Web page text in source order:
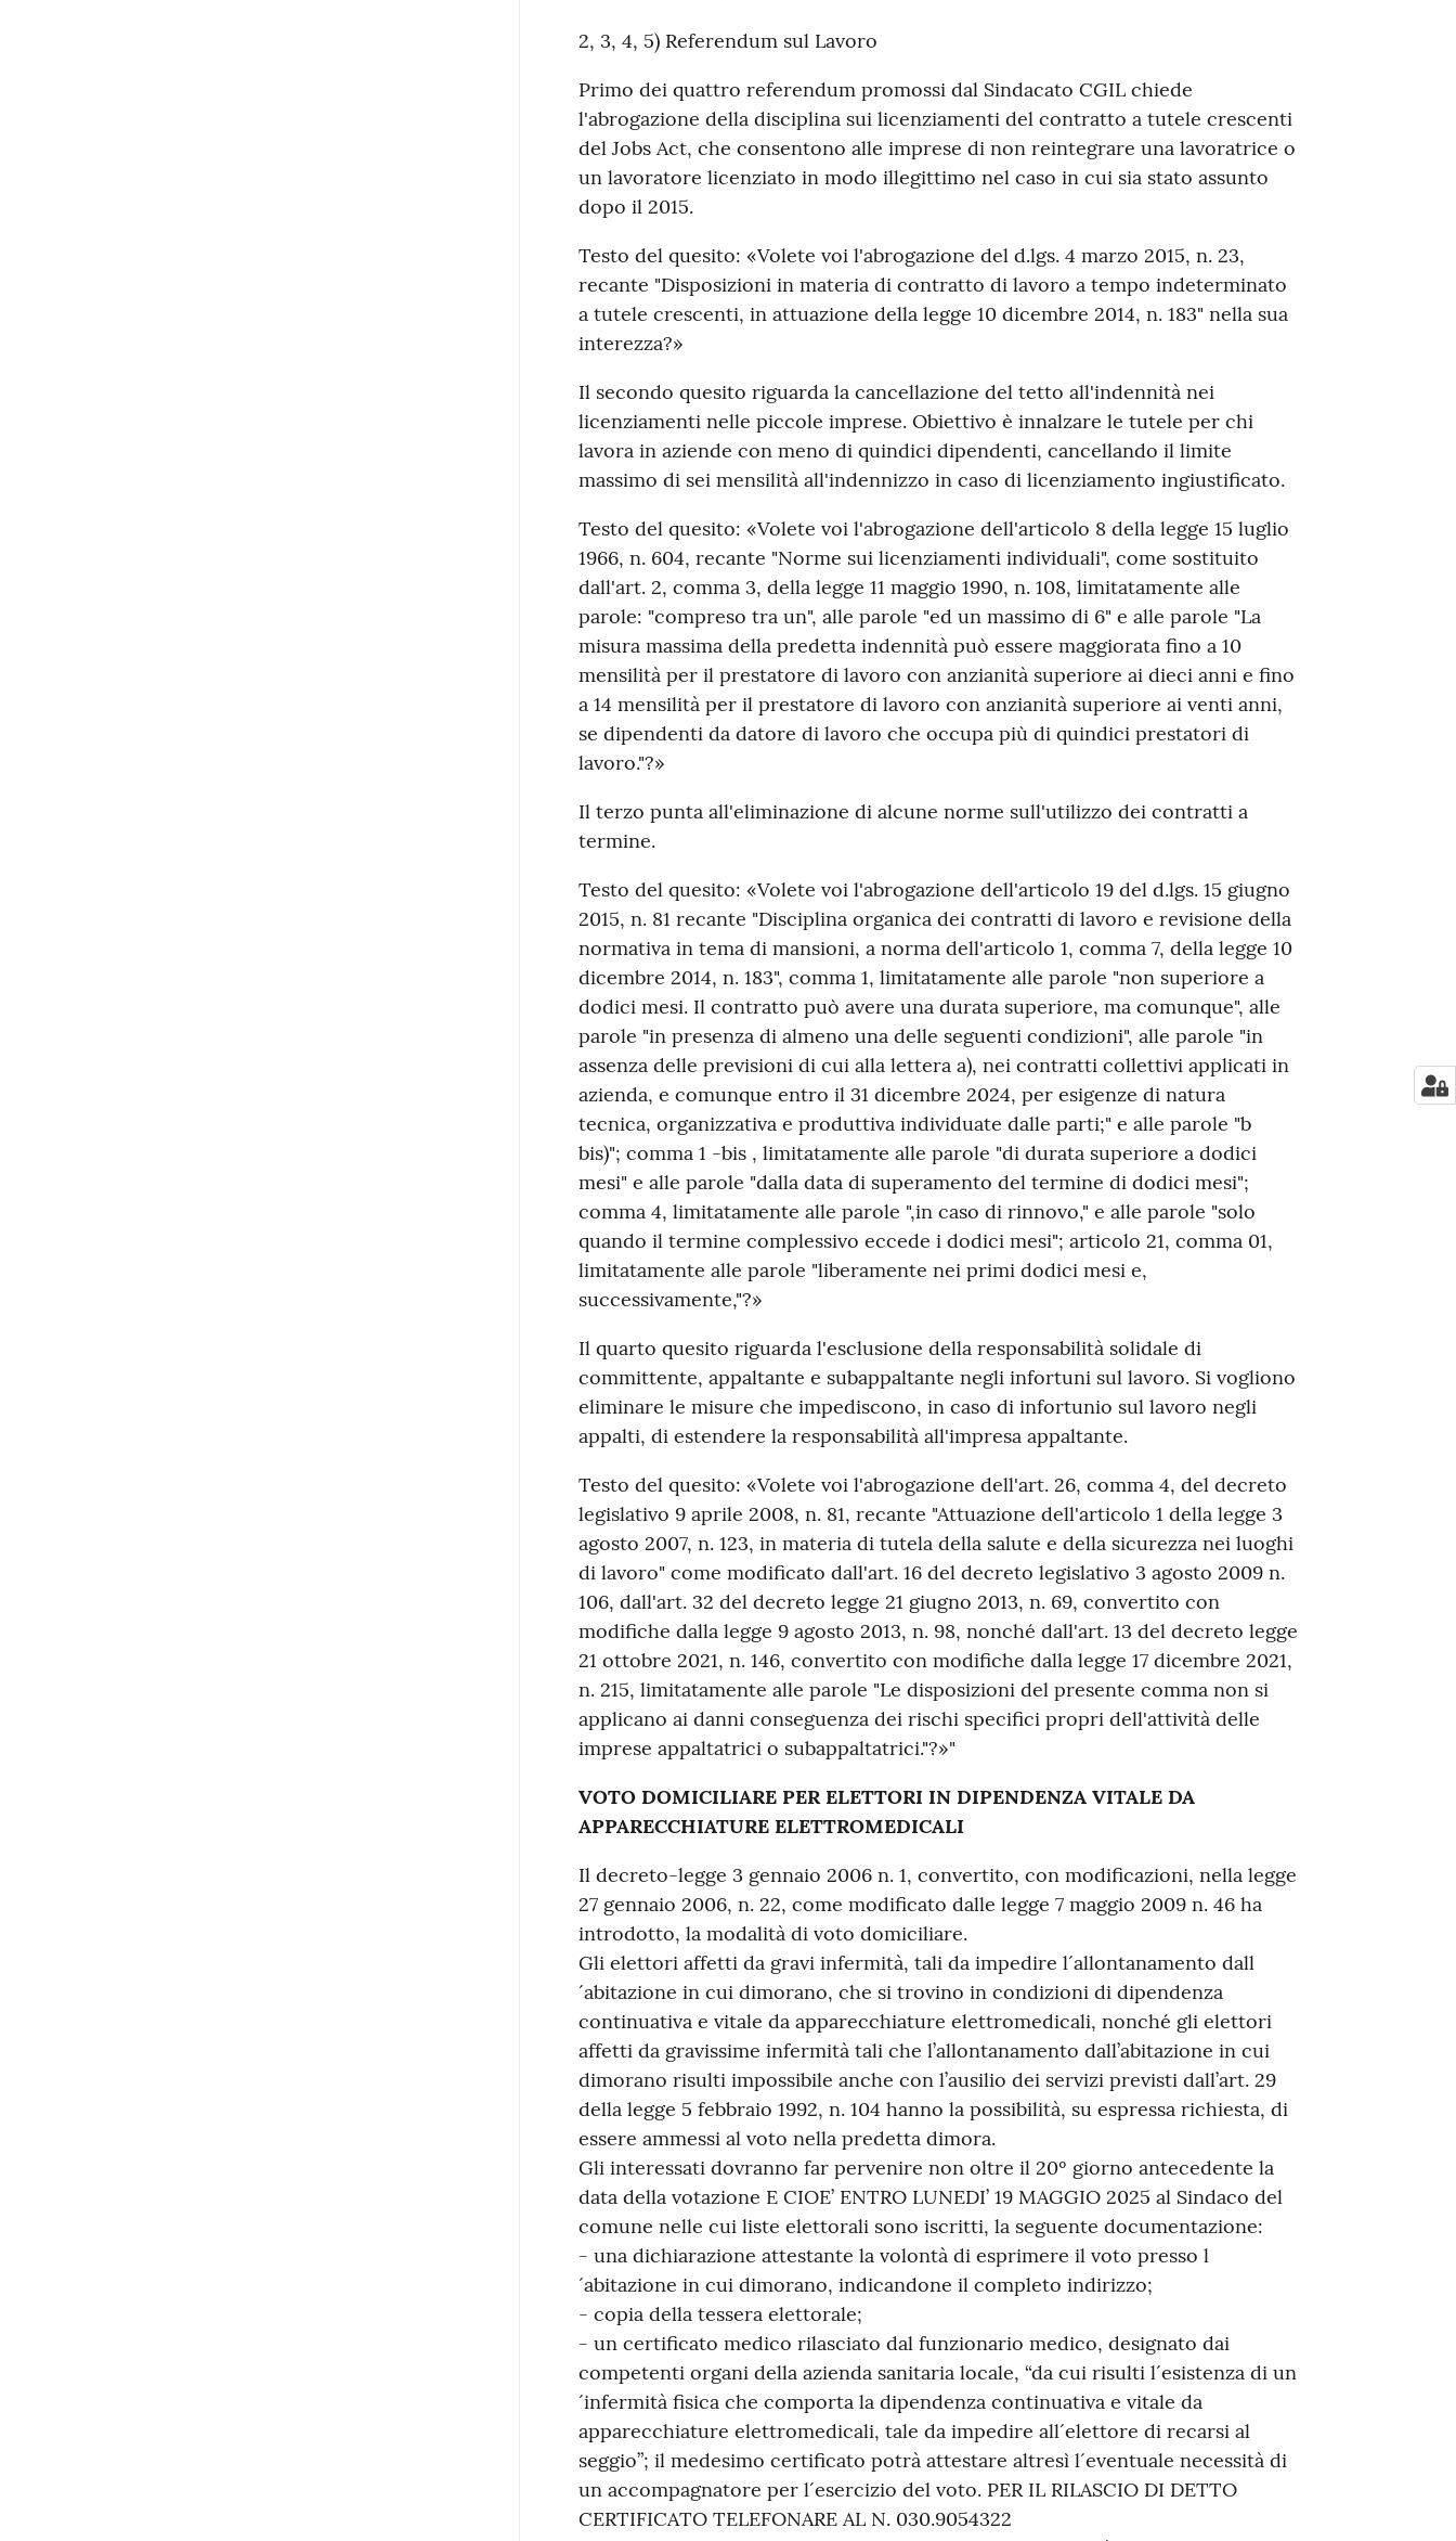
2, 3, 4, 5) Referendum sul Lavoro
Primo dei quattro referendum promossi dal Sindacato CGIL chiede
l'abrogazione della disciplina sui licenziamenti del contratto a tutele crescenti
del Jobs Act, che consentono alle imprese di non reintegrare una lavoratrice o
un lavoratore licenziato in modo illegittimo nel caso in cui sia stato assunto
dopo il 2015.
Testo del quesito: «Volete voi l'abrogazione del d.lgs. 4 marzo 2015, n. 23,
recante "Disposizioni in materia di contratto di lavoro a tempo indeterminato
a tutele crescenti, in attuazione della legge 10 dicembre 2014, n. 183" nella sua
interezza?»
Il secondo quesito riguarda la cancellazione del tetto all'indennità nei
licenziamenti nelle piccole imprese. Obiettivo è innalzare le tutele per chi
lavora in aziende con meno di quindici dipendenti, cancellando il limite
massimo di sei mensilità all'indennizzo in caso di licenziamento ingiustificato.
Testo del quesito: «Volete voi l'abrogazione dell'articolo 8 della legge 15 luglio
1966, n. 604, recante "Norme sui licenziamenti individuali", come sostituito
dall'art. 2, comma 3, della legge 11 maggio 1990, n. 108, limitatamente alle
parole: "compreso tra un", alle parole "ed un massimo di 6" e alle parole "La
misura massima della predetta indennità può essere maggiorata fino a 10
mensilità per il prestatore di lavoro con anzianità superiore ai dieci anni e fino
a 14 mensilità per il prestatore di lavoro con anzianità superiore ai venti anni,
se dipendenti da datore di lavoro che occupa più di quindici prestatori di
lavoro."?»
Il terzo punta all'eliminazione di alcune norme sull'utilizzo dei contratti a
termine.
Testo del quesito: «Volete voi l'abrogazione dell'articolo 19 del d.lgs. 15 giugno
2015, n. 81 recante "Disciplina organica dei contratti di lavoro e revisione della
normativa in tema di mansioni, a norma dell'articolo 1, comma 7, della legge 10
dicembre 2014, n. 183", comma 1, limitatamente alle parole "non superiore a
dodici mesi. Il contratto può avere una durata superiore, ma comunque", alle
parole "in presenza di almeno una delle seguenti condizioni", alle parole "in
assenza delle previsioni di cui alla lettera a), nei contratti collettivi applicati in
azienda, e comunque entro il 31 dicembre 2024, per esigenze di natura
tecnica, organizzativa e produttiva individuate dalle parti;" e alle parole "b
bis)"; comma 1 -bis , limitatamente alle parole "di durata superiore a dodici
mesi" e alle parole "dalla data di superamento del termine di dodici mesi";
comma 4, limitatamente alle parole ",in caso di rinnovo," e alle parole "solo
quando il termine complessivo eccede i dodici mesi"; articolo 21, comma 01,
limitatamente alle parole "liberamente nei primi dodici mesi e,
successivamente,"?»
Il quarto quesito riguarda l'esclusione della responsabilità solidale di
committente, appaltante e subappaltante negli infortuni sul lavoro. Si vogliono
eliminare le misure che impediscono, in caso di infortunio sul lavoro negli
appalti, di estendere la responsabilità all'impresa appaltante.
Testo del quesito: «Volete voi l'abrogazione dell'art. 26, comma 4, del decreto
legislativo 9 aprile 2008, n. 81, recante "Attuazione dell'articolo 1 della legge 3
agosto 2007, n. 123, in materia di tutela della salute e della sicurezza nei luoghi
di lavoro" come modificato dall'art. 16 del decreto legislativo 3 agosto 2009 n.
106, dall'art. 32 del decreto legge 21 giugno 2013, n. 69, convertito con
modifiche dalla legge 9 agosto 2013, n. 98, nonché dall'art. 13 del decreto legge
21 ottobre 2021, n. 146, convertito con modifiche dalla legge 17 dicembre 2021,
n. 215, limitatamente alle parole "Le disposizioni del presente comma non si
applicano ai danni conseguenza dei rischi specifici propri dell'attività delle
imprese appaltatrici o subappaltatrici."?»"
VOTO DOMICILIARE PER ELETTORI IN DIPENDENZA VITALE DA
APPARECCHIATURE ELETTROMEDICALI
Il decreto-legge 3 gennaio 2006 n. 1, convertito, con modificazioni, nella legge
27 gennaio 2006, n. 22, come modificato dalle legge 7 maggio 2009 n. 46 ha
introdotto, la modalità di voto domiciliare.
Gli elettori affetti da gravi infermità, tali da impedire l´allontanamento dall
´abitazione in cui dimorano, che si trovino in condizioni di dipendenza
continuativa e vitale da apparecchiature elettromedicali, nonché gli elettori
affetti da gravissime infermità tali che l’allontanamento dall’abitazione in cui
dimorano risulti impossibile anche con l’ausilio dei servizi previsti dall’art. 29
della legge 5 febbraio 1992, n. 104 hanno la possibilità, su espressa richiesta, di
essere ammessi al voto nella predetta dimora.
Gli interessati dovranno far pervenire non oltre il 20º giorno antecedente la
data della votazione E CIOE’ ENTRO LUNEDI’ 19 MAGGIO 2025 al Sindaco del
comune nelle cui liste elettorali sono iscritti, la seguente documentazione:
- una dichiarazione attestante la volontà di esprimere il voto presso l
´abitazione in cui dimorano, indicandone il completo indirizzo;
- copia della tessera elettorale;
- un certificato medico rilasciato dal funzionario medico, designato dai
competenti organi della azienda sanitaria locale, “da cui risulti l´esistenza di un
´infermità fisica che comporta la dipendenza continuativa e vitale da
apparecchiature elettromedicali, tale da impedire all´elettore di recarsi al
seggio”; il medesimo certificato potrà attestare altresì l´eventuale necessità di
un accompagnatore per l´esercizio del voto. PER IL RILASCIO DI DETTO
CERTIFICATO TELEFONARE AL N. 030.9054322